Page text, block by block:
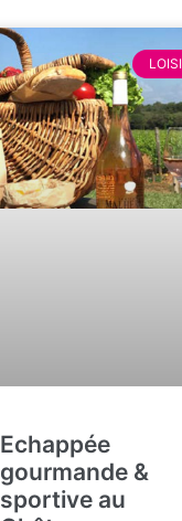
Echappée
gourmande &
sportive au